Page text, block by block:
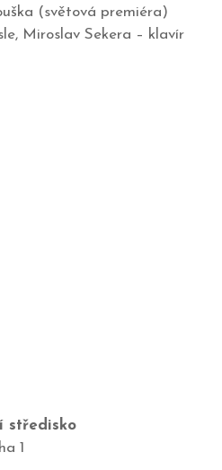
(světová premiéra)
Miroslav Sekera – klavír
středisko
1